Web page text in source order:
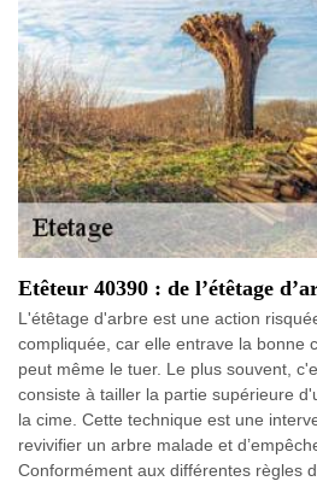
Etêteur 40390 : de l’étêtage
L'étêtage d'arbre est une action
compliquée, car elle entrave la bonne
peut même le tuer. Le plus souvent,
consiste à tailler la partie supérieure
la cime. Cette technique est une
revivifier un arbre malade et
Conformément aux différentes règles